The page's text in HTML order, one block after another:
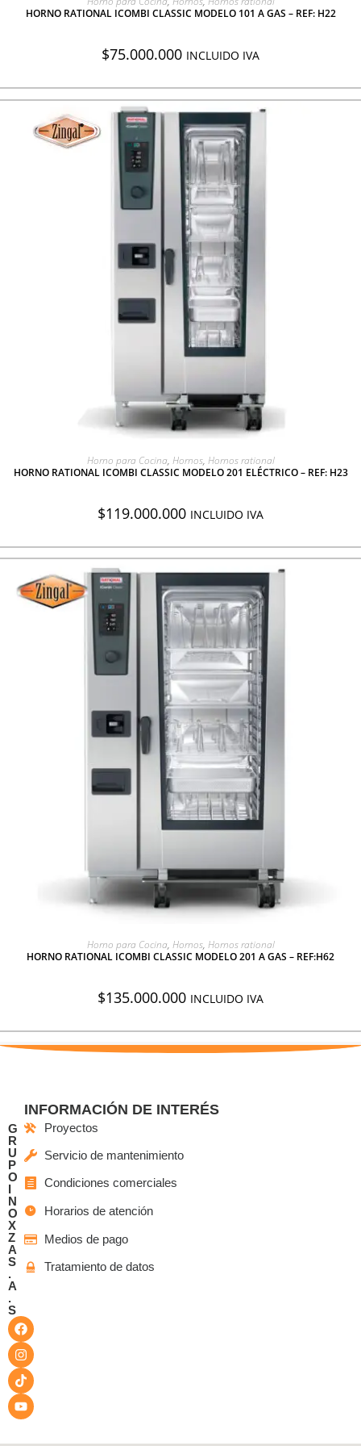
HORNO RATIONAL ICOMBI CLASSIC MODELO 101 A GAS – REF: H22
$75.000.000 INCLUIDO IVA
AGREGAR A COTIZACIÓN
Horno para Cocina, Hornos, Hornos rational
HORNO RATIONAL ICOMBI CLASSIC MODELO 201 ELÉCTRICO – REF: H23
$119.000.000 INCLUIDO IVA
AGREGAR A COTIZACIÓN
Horno para Cocina, Hornos, Hornos rational
HORNO RATIONAL ICOMBI CLASSIC MODELO 201 A GAS – REF:H62
$135.000.000 INCLUIDO IVA
G
R
U
P
O
I
N
O
X
Z
A
S
.
A
.
S
INFORMACIÓN DE INTERÉS
Proyectos
Servicio de mantenimiento
Condiciones comerciales
Horarios de atención
Medios de pago
Tratamiento de datos